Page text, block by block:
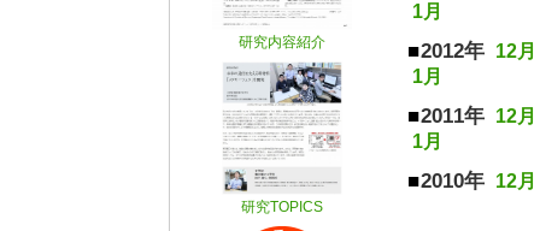
1月
2012年 12月
1月
2011年 12月
1月
2010年 12月